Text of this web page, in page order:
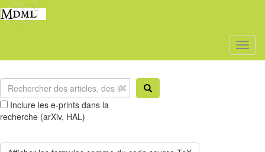
Inclure les e-prints dans la
recherche (arXiv, HAL)